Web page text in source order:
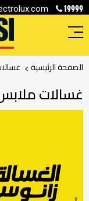
19999
الصفحة الرئيسية
غسالات